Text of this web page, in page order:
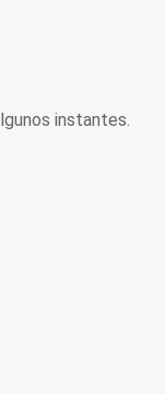
instantes.